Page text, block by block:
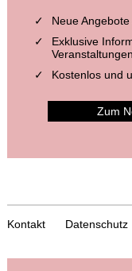
Neue
Exklusive
Veranstaltungen
Kostenlos und
Zum
Kontakt Datenschutz